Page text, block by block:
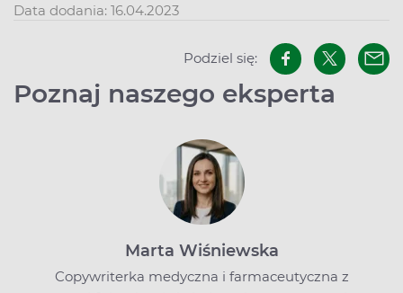
Data dodania: 16.04.2023
Podziel się:
Poznaj naszego eksperta
Marta Wiśniewska
Copywriterka medyczna i farmaceutyczna z